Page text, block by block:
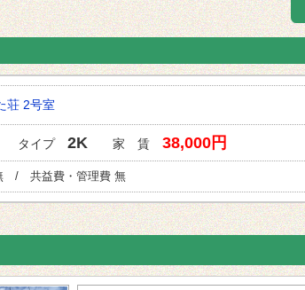
荘 2号室
タイプ 2K 家 賃 38,000円
/ 共益費・管理費 無